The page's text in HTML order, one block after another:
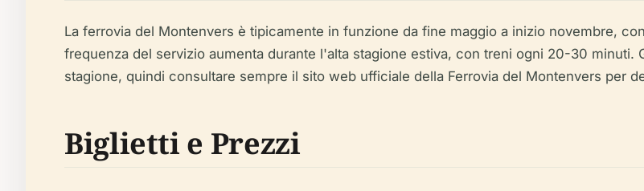
La ferrovia del Montenvers è tipicamente in funzione da fine maggio a inizio novembre,
frequenza del servizio aumenta durante l'alta stagione estiva, con treni ogni 20-30 minuti.
stagione, quindi consultare sempre il sito web ufficiale della Ferrovia del Montenvers per
Biglietti e Prezzi